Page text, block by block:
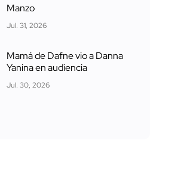
Manzo
Jul. 31, 2026
Mamá de Dafne vio a Danna
Yanina en audiencia
Jul. 30, 2026